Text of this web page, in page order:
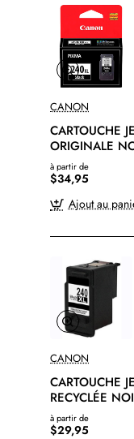
CANON
CARTOUCHE
ORIGINALE
à partir de
$34,95
Ajout au
CANON
CARTOUCHE
RECYCLÉE
à partir de
$29,95